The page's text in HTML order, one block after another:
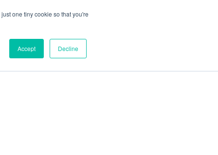
one tiny cookie so that you're
Accept Decline